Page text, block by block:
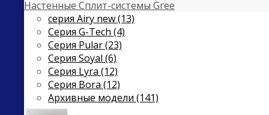
Настенные Сплит-системы Gree
серия Airy new (13)
Серия G-Tech (4)
Серия Pular (23)
Cерия Soyal (6)
Серия Lyra (12)
Серия Bora (12)
Архивные модели (141)